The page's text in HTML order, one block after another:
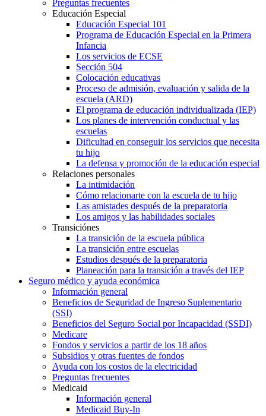
Preguntas frecuentes
Educación Especial
Educación Especial 101
Programa de Educación Especial en la Primera
Infancia
Los servicios de ECSE
Sección 504
Colocación educativas
Proceso de admisión, evaluación y salida de la
escuela (ARD)
El programa de educación individualizada (IEP)
Los planes de intervención conductual y las
escuelas
Dificultad en conseguir los servicios que necesita
tu hijo
La defensa y promoción de la educación especial
Relaciones personales
La intimidación
Cómo relacionarte con la escuela de tu hijo
Las amistades después de la preparatoria
Los amigos y las habilidades sociales
Transiciónes
La transición de la escuela pública
La transición entre escuelas
Estudios después de la preparatoria
Planeación para la transición a través del IEP
Seguro médico y ayuda económica
Información general
Beneficios de Seguridad de Ingreso Suplementario
(SSI)
Beneficios del Seguro Social por Incapacidad (SSDI)
Medicare
Fondos y servicios a partir de los 18 años
Subsidios y otras fuentes de fondos
Ayuda con los costos de la electricidad
Preguntas frecuentes
Medicaid
Información general
Medicaid Buy-In